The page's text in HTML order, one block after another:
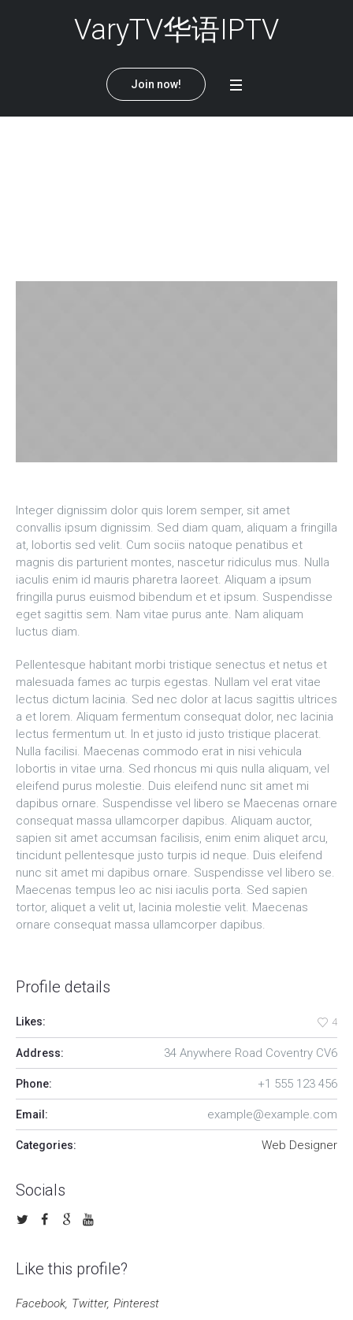
VaryTV华语IPTV
Join now!
Integer dignissim dolor quis lorem semper, sit amet
convallis ipsum dignissim. Sed diam quam, aliquam a fringilla
at, lobortis sed velit. Cum sociis natoque penatibus et
magnis dis parturient montes, nascetur ridiculus mus. Nulla
iaculis enim id mauris pharetra laoreet. Aliquam a ipsum
fringilla purus euismod bibendum et et ipsum. Suspendisse
eget sagittis sem. Nam vitae purus ante. Nam aliquam
luctus diam.
Pellentesque habitant morbi tristique senectus et netus et
malesuada fames ac turpis egestas. Nullam vel erat vitae
lectus dictum lacinia. Sed nec dolor at lacus sagittis ultrices
a et lorem. Aliquam fermentum consequat dolor, nec lacinia
lectus fermentum ut. In et justo id justo tristique placerat.
Nulla facilisi. Maecenas commodo erat in nisi vehicula
lobortis in vitae urna. Sed rhoncus mi quis nulla aliquam, vel
eleifend purus molestie. Duis eleifend nunc sit amet mi
dapibus ornare. Suspendisse vel libero se Maecenas ornare
consequat massa ullamcorper dapibus. Aliquam auctor,
sapien sit amet accumsan facilisis, enim enim aliquet arcu,
tincidunt pellentesque justo turpis id neque. Duis eleifend
nunc sit amet mi dapibus ornare. Suspendisse vel libero se.
Maecenas tempus leo ac nisi iaculis porta. Sed sapien
tortor, aliquet a velit ut, lacinia molestie velit. Maecenas
ornare consequat massa ullamcorper dapibus.
Profile details
Likes: 4
Address: 34 Anywhere Road Coventry CV6
Phone: +1 555 123 456
Email: example@example.com
Categories: Web Designer
Socials
Like this profile?
Facebook Twitter Pinterest